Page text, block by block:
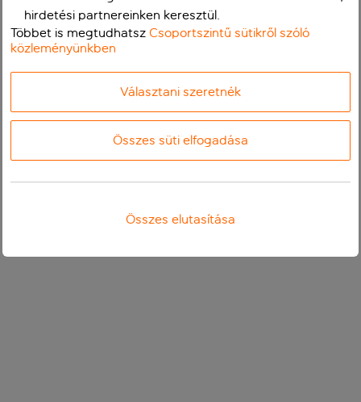
hirdetési partnereinken keresztül.
Többet is megtudhatszCsoportszintű sütikről szóló
közleményünkben
Választani szeretnék
Összes süti elfogadása
Összes elutasítása